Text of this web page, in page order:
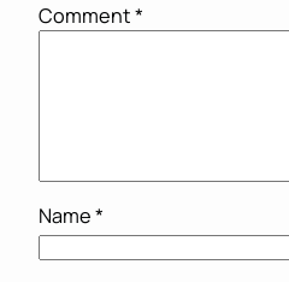
Comment*
Name*